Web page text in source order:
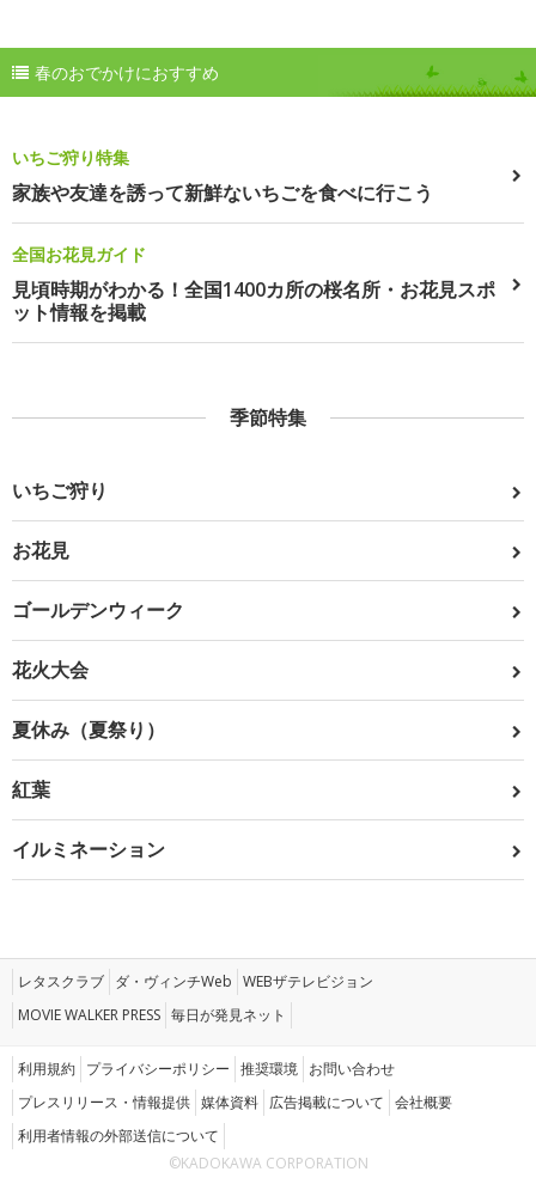
春のおでかけにおすすめ
いちご狩り特集
家族や友達を誘って新鮮ないちごを食べに行こう
全国お花見ガイド
見頃時期がわかる！全国1400カ所の桜名所・お花見スポ
ット情報を掲載
季節特集
いちご狩り
お花見
ゴールデンウィーク
花火大会
夏休み（夏祭り）
紅葉
イルミネーション
レタスクラブ ダ・ヴィンチWeb WEBザテレビジョン
MOVIE WALKER PRESS 毎日が発見ネット
利用規約 プライバシーポリシー 推奨環境 お問い合わせ
プレスリリース・情報提供 媒体資料 広告掲載について 会社概要
利用者情報の外部送信について
©KADOKAWA CORPORATION